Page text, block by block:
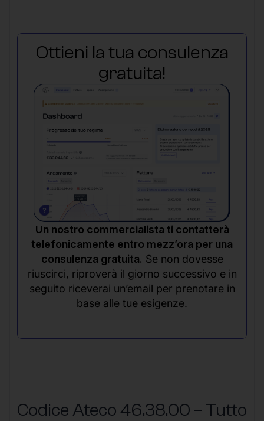
Ottieni la tua consulenza
gratuita!
Un nostro commercialista ti contatterà
telefonicamente entro mezz’ora per una
consulenza gratuita. Se non dovesse
riuscirci, riproverà il giorno successivo e in
seguito riceverai un’email per prenotare in
base alle tue esigenze.
Codice Ateco 46.38.00 – Tutto